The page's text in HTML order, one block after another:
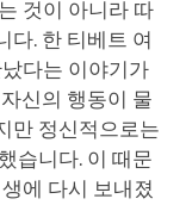
것이 아니라 따
다. 한 티베트 여
다는 이야기가
신의 행동이 물
만 정신적으로는
습니다. 이 때문
에 다시 보내졌